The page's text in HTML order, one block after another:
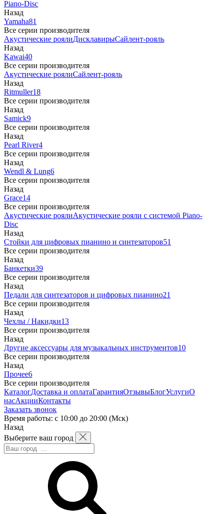
Piano-Disc
Назад
Yamaha81
Все серии производителя
Акустические роялиДисклавирыСайлент-рояль
Назад
Kawai40
Все серии производителя
Акустические роялиСайлент-рояль
Назад
Ritmuller18
Все серии производителя
Назад
Samick9
Все серии производителя
Назад
Pearl River4
Все серии производителя
Назад
Wendl & Lung6
Все серии производителя
Назад
Grace14
Все серии производителя
Акустические роялиАкустические рояли с системой Piano-
Disc
Назад
Стойки для цифровых пианино и синтезаторов51
Все серии производителя
Назад
Банкетки39
Все серии производителя
Назад
Педали для синтезаторов и цифровых пианино21
Все серии производителя
Назад
Чехлы / Накидки13
Все серии производителя
Назад
Другие аксессуары для музыкальных инструментов10
Все серии производителя
Назад
Прочее6
Все серии производителя
КаталогДоставка и оплатаГарантияОтзывыБлогУслугиО
насАкцииКонтакты
Заказать звонок
Время работы: с 10:00 до 20:00 (Мск)
Назад
Выберите ваш город